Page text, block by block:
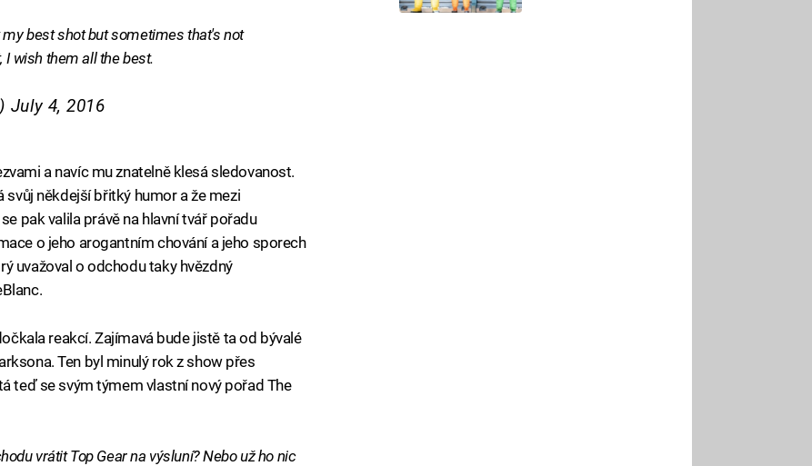
best shot but sometimes that's not
I wish them all the best.
July 4, 2016
a navíc mu znatelně klesá sledovanost.
někdejší břitký humor a že mezi
pak valila právě na hlavní tvář pořadu
o jeho arogantním chování a jeho sporech
uvažoval o odchodu taky hvězdný
reakcí. Zajímavá bude jistě ta od bývalé
Ten byl minulý rok z show přes
teď se svým týmem vlastní nový pořad The
vrátit Top Gear na výsluní? Nebo už ho nic